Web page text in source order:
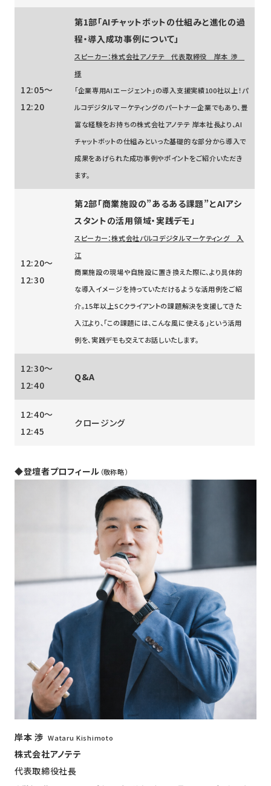
12:05～
12:20
第1部「AIチャットボットの仕組みと進化の過
程・導入成功事例について」
スピーカー：株式会社アノテテ 代表取締役 岸本 渉
様
「企業専用AIエージェント」の導入支援実績100社以上！パ
ルコデジタルマーケティングのパートナー企業でもあり、豊
富な経験をお持ちの株式会社アノテテ 岸本社長より、AI
チャットボットの仕組みといった基礎的な部分から導入で
成果をあげられた成功事例やポイントをご紹介いただき
ます。
12:20～
12:30
第2部「商業施設の”あるある課題”とAIアシ
スタントの活用領域・実践デモ」
スピーカー：株式会社パルコデジタルマーケティング 入
江
商業施設の現場や自施設に置き換えた際に、より具体的
な導入イメージを持っていただけるような活用例をご紹
介。15年以上SCクライアントの課題解決を支援してきた
入江より、 「この課題には、こんな風に使える」という活用
例を、実践デモも交えてお話しいたします。
12:30～
12:40
Q&A
12:40～
12:45
クロージング
◆登壇者プロフィール （敬称略）
岸本 渉Wataru Kishimoto
株式会社アノテテ
代表取締役社長